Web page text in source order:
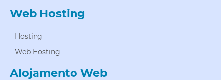
Web Hosting
Hosting
Web Hosting
Alojamento Web